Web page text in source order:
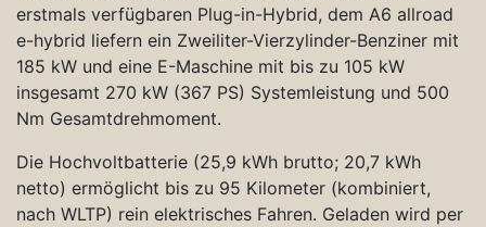
erstmals verfügbaren Plug-in-Hybrid, dem A6 allroad
e-hybrid liefern ein Zweiliter-Vierzylinder-Benziner mit
185 kW und eine E-Maschine mit bis zu 105 kW
insgesamt 270 kW (367 PS) Systemleistung und 500
Nm Gesamtdrehmoment.
Die Hochvoltbatterie (25,9 kWh brutto; 20,7 kWh
netto) ermöglicht bis zu 95 Kilometer (kombiniert,
nach WLTP) rein elektrisches Fahren. Geladen wird per